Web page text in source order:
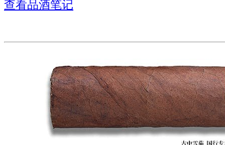
查看品酒笔记